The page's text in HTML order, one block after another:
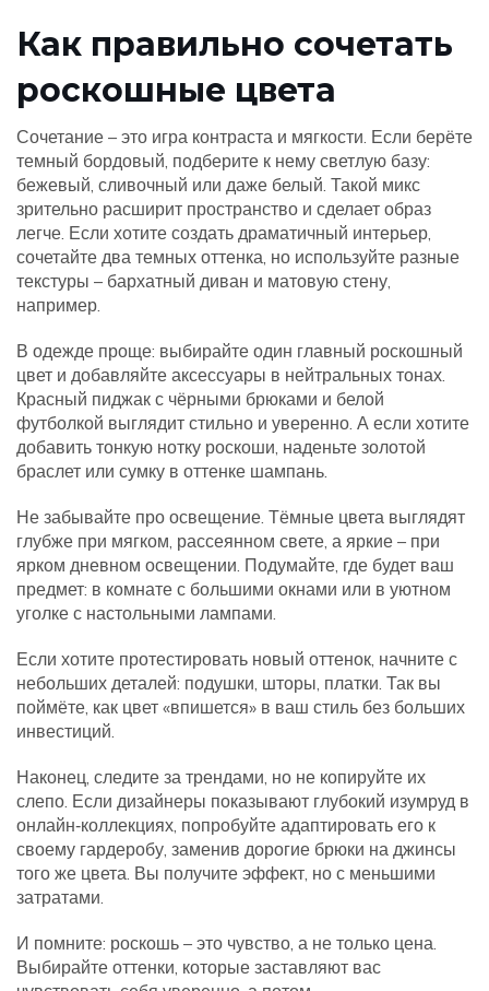
Как правильно сочетать
роскошные цвета
Сочетание – это игра контраста и мягкости. Если берёте
темный бордовый, подберите к нему светлую базу:
бежевый, сливочный или даже белый. Такой микс
зрительно расширит пространство и сделает образ
легче. Если хотите создать драматичный интерьер,
сочетайте два темных оттенка, но используйте разные
текстуры – бархатный диван и матовую стену,
например.
В одежде проще: выбирайте один главный роскошный
цвет и добавляйте аксессуары в нейтральных тонах.
Красный пиджак с чёрными брюками и белой
футболкой выглядит стильно и уверенно. А если хотите
добавить тонкую нотку роскоши, наденьте золотой
браслет или сумку в оттенке шампань.
Не забывайте про освещение. Тёмные цвета выглядят
глубже при мягком, рассеянном свете, а яркие – при
ярком дневном освещении. Подумайте, где будет ваш
предмет: в комнате с большими окнами или в уютном
уголке с настольными лампами.
Если хотите протестировать новый оттенок, начните с
небольших деталей: подушки, шторы, платки. Так вы
поймёте, как цвет «впишется» в ваш стиль без больших
инвестиций.
Наконец, следите за трендами, но не копируйте их
слепо. Если дизайнеры показывают глубокий изумруд в
онлайн‑коллекциях, попробуйте адаптировать его к
своему гардеробу, заменив дорогие брюки на джинсы
того же цвета. Вы получите эффект, но с меньшими
затратами.
И помните: роскошь – это чувство, а не только цена.
Выбирайте оттенки, которые заставляют вас